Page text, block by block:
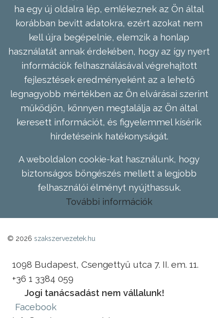
ha egy új oldalra lép, emlékeznek az Ön által
korábban bevitt adatokra, ezért azokat nem
kell újra begépelnie, elemzik a honlap
használatát annak érdekében, hogy az így nyert
információk felhasználásával végrehajtott
fejlesztések eredményeként az a lehető
legnagyobb mértékben az Ön elvárásai szerint
működjön, könnyen megtalálja az Ön által
keresett információt, és figyelemmel kísérik
hirdetéseink hatékonyságát.
A weboldalon cookie-kat használunk, hogy
biztonságos böngészés mellett a legjobb
felhasználói élményt nyújthassuk.
További információk
© 2026 szakszervezetek.hu
1098 Budapest, Csengettyű utca 7. II. em. 11.
+36 1 3384 059
Jogi tanácsadást nem vállalunk!
Facebook